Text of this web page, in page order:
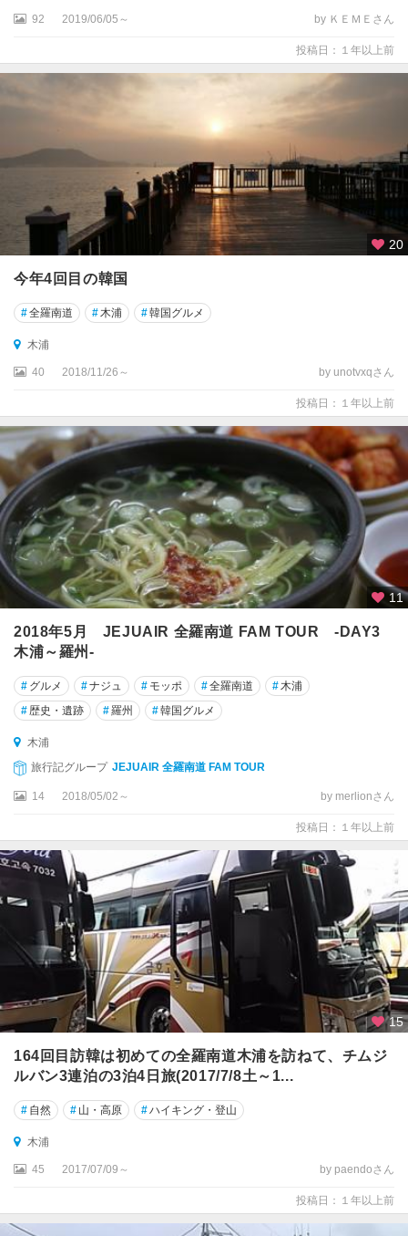
92 2019/06/05～ by ＫＥＭＥさん
投稿日：１年以上前
20
今年4回目の韓国
#全羅南道 #木浦 #韓国グルメ
木浦
40 2018/11/26～ by unotvxqさん
投稿日：１年以上前
11
2018年5月 JEJUAIR 全羅南道 FAM TOUR -DAY3
木浦～羅州-
# グルメ #ナジュ # モッポ #全羅南道 #木浦
#歴史・遺跡 #羅州 #韓国グルメ
木浦
旅行記グループ JEJUAIR 全羅南道 FAM TOUR
14 2018/05/02～ by merlionさん
投稿日：１年以上前
15
164回目訪韓は初めての全羅南道木浦を訪ねて、チムジ
ルバン3連泊の3泊4日旅(2017/7/8土～1...
# 自然 # 山・高原 #ハイキング・登山
木浦
45 2017/07/09～ by paendoさん
投稿日：１年以上前